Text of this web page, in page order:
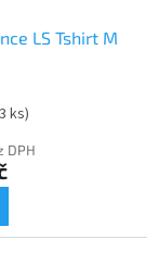
LS Tshirt M
ks)
DPH